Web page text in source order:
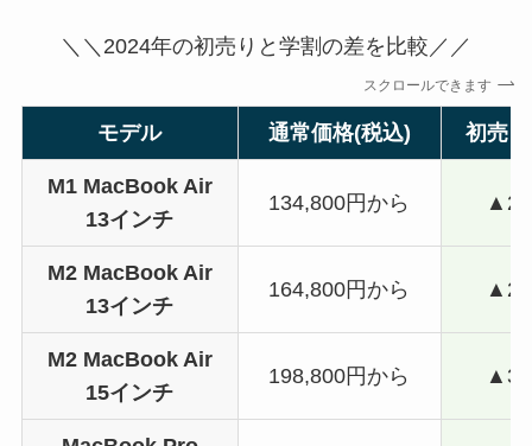
＼＼2024年の初売りと学割の差を比較／／
スクロールできます
モデル 通常価格(税込) 初売
M1 MacBook Air
13インチ
134,800円から
M2 MacBook Air
13インチ
164,800円から
M2 MacBook Air
15インチ
198,800円から